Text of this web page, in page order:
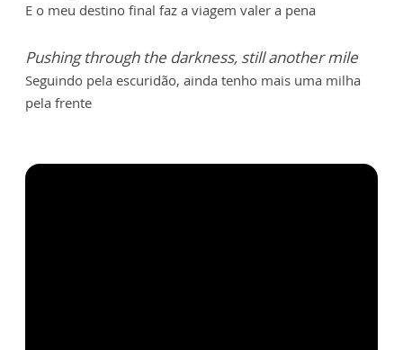
E o meu destino final faz a viagem valer a pena
Pushing through the darkness, still another mile
Seguindo pela escuridão, ainda tenho mais uma milha
pela frente